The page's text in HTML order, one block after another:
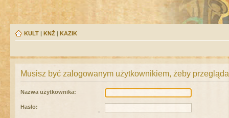
KULT | KNŻ | KAZIK
Musisz być zalogowanym użytkownikiem, żeby
Nazwa użytkownika:
Hasło: